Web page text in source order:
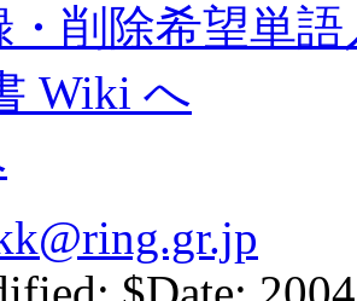
・削除希望単
Wiki へ